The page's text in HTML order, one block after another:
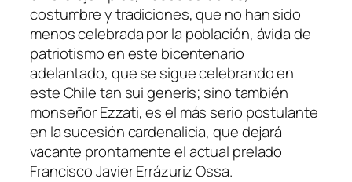
costumbre y tradiciones, que no han sido
menos celebrada por la población, ávida de
patriotismo en este bicentenario
adelantado, que se sigue celebrando en
este Chile tan sui generis; sino también
monseñor Ezzati, es el más serio postulante
en la sucesión cardenalicia, que dejará
vacante prontamente el actual prelado
Francisco Javier Errázuriz Ossa.